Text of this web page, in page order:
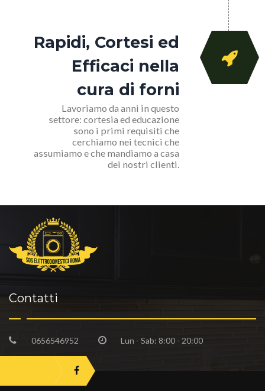
Rapidi, Cortesi ed
Efficaci nella
cura di forni
Lavoriamo da anni in questo
settore: cortesia ed educazione
sono i primi requisiti che
cerchiamo nei tecnici che
assumiamo e che mandiamo a casa
dei nostri clienti.
Contatti
0656546952 Lun - Sab: 8:00 - 20:00